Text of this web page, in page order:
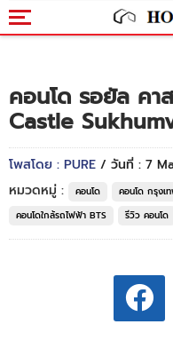
คอนโด รอยัล คา
Castle
โพสโดย : PURE / วันที่ : 7
หมวดหมู่ :
คอนโด คอนโด กรุงเ
คอนโดใกล้รถไฟฟ้า BTS
รีวิว คอนโด